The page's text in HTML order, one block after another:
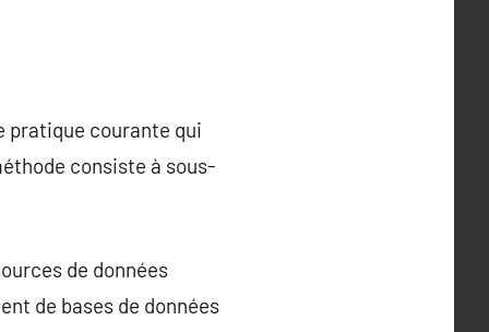
pratique courante qui
consiste à sous-
de données
de bases de données